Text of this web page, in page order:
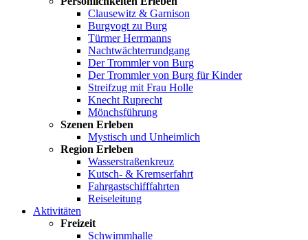
Clausewitz & Garnison
Burgvogt zu Burg
Türmer Herrmanns
Nachtwächterrundgang
Der Trommler von Burg
Der Trommler von Burg für Kinder
Streifzug mit Frau Holle
Knecht Ruprecht
Mönchsführung
Szenen Erleben
Mystisch und Unheimlich
Region Erleben
Wasserstraßenkreuz
Kutsch- & Kremserfahrt
Fahrgastschifffahrten
Reiseleitung
Aktivitäten
Freizeit
Schwimmhalle